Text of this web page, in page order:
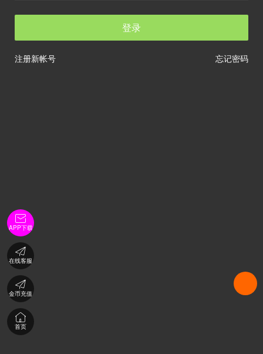
登录
忘记密码
注册新帐号

APP下载

在线客服

金币充值

首页